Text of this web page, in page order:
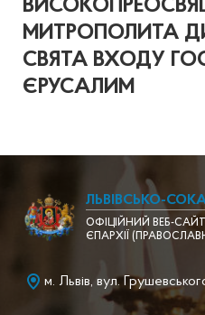
МИТРОПОЛИТА
СВЯТА ВХОДУ
ЄРУСАЛИМ
ЛЬВІВСЬКО-
ОФІЦІЙНИЙ ВЕБ-САЙТ
ЄПАРХІЇ
м. Львів, вул.